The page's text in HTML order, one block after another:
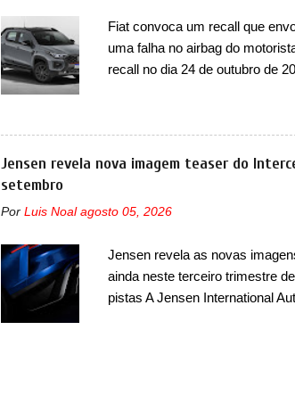
mundo, ou seja, limitado
Supercharger capaz de
exótica da aventura i...
Fiat convoca um recall que
uma falha no airbag do
recall no dia 24 de outubro de
envolve todas as versões
afetadas precisam retornar a
airbag do motorista, que
de forma errada. O serviço já
de haver inconsistência no
dinâmica de sua abertura,
mesmo fatal ao condutor do
Jensen revela nova imagem teaser do
setembro
Por Luis Noal agosto 05, 2026
Jensen revela as novas
ainda neste terceiro trimestre
pistas A Jensen International
recolocará a marca no